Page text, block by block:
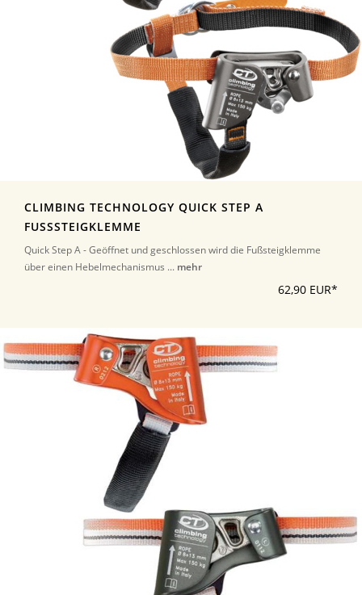
CLIMBING TECHNOLOGY QUICK STEP A
FUSSSTEIGKLEMME
Quick Step A - Geöffnet und geschlossen wird die Fußsteigklemme
über einen Hebelmechanismus ... mehr
62,90 EUR*